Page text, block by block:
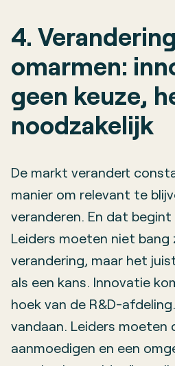
4. Verandering
omarmen:
geen keuze,
noodzakelijk
De markt verandert
manier om relevant te
veranderen. En dat begint
Leiders moeten niet bang
verandering, maar het
als een kans. Innovatie
hoek van de R&D-
vandaan. Leiders
aanmoedigen en een